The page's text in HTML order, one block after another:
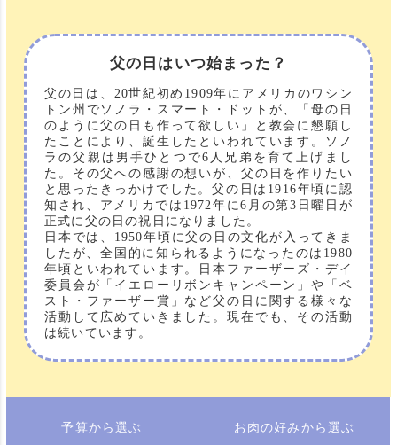
父の日はいつ始まった？
父の日は、20世紀初め1909年にアメリカのワシン
トン州でソノラ・スマート・ドットが、「母の日
のように父の日も作って欲しい」と教会に懇願し
たことにより、誕生したといわれています。ソノ
ラの父親は男手ひとつで6人兄弟を育て上げまし
た。その父への感謝の想いが、父の日を作りたい
と思ったきっかけでした。父の日は1916年頃に認
知され、アメリカでは1972年に6月の第3日曜日が
正式に父の日の祝日になりました。
日本では、1950年頃に父の日の文化が入ってきま
したが、全国的に知られるようになったのは1980
年頃といわれています。日本ファーザーズ・デイ
委員会が「イエローリボンキャンペーン」や「ベ
スト・ファーザー賞」など父の日に関する様々な
活動して広めていきました。現在でも、その活動
は続いています。
予算から選ぶ お肉の好みから選ぶ